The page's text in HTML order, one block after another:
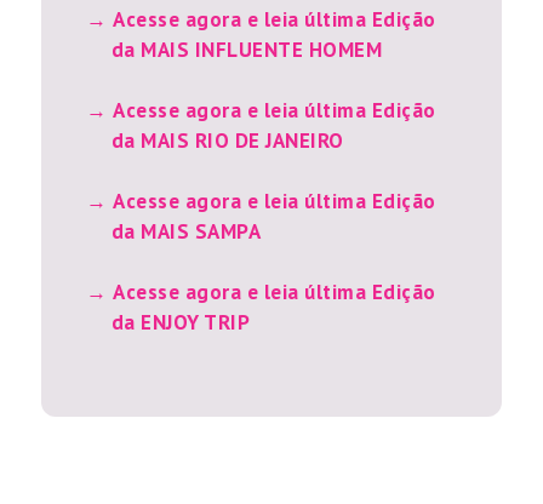
Acesse agora e leia última Edição
da MAIS INFLUENTE HOMEM
Acesse agora e leia última Edição
da MAIS RIO DE JANEIRO
Acesse agora e leia última Edição
da MAIS SAMPA
Acesse agora e leia última Edição
da ENJOY TRIP